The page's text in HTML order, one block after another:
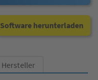
Software herunterladen
Hersteller